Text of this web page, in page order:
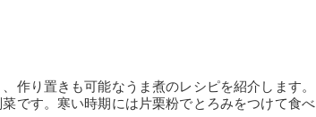
作り置きも可能なうま煮のレシピを紹介します。
です。寒い時期には片栗粉でとろみをつけて食べ